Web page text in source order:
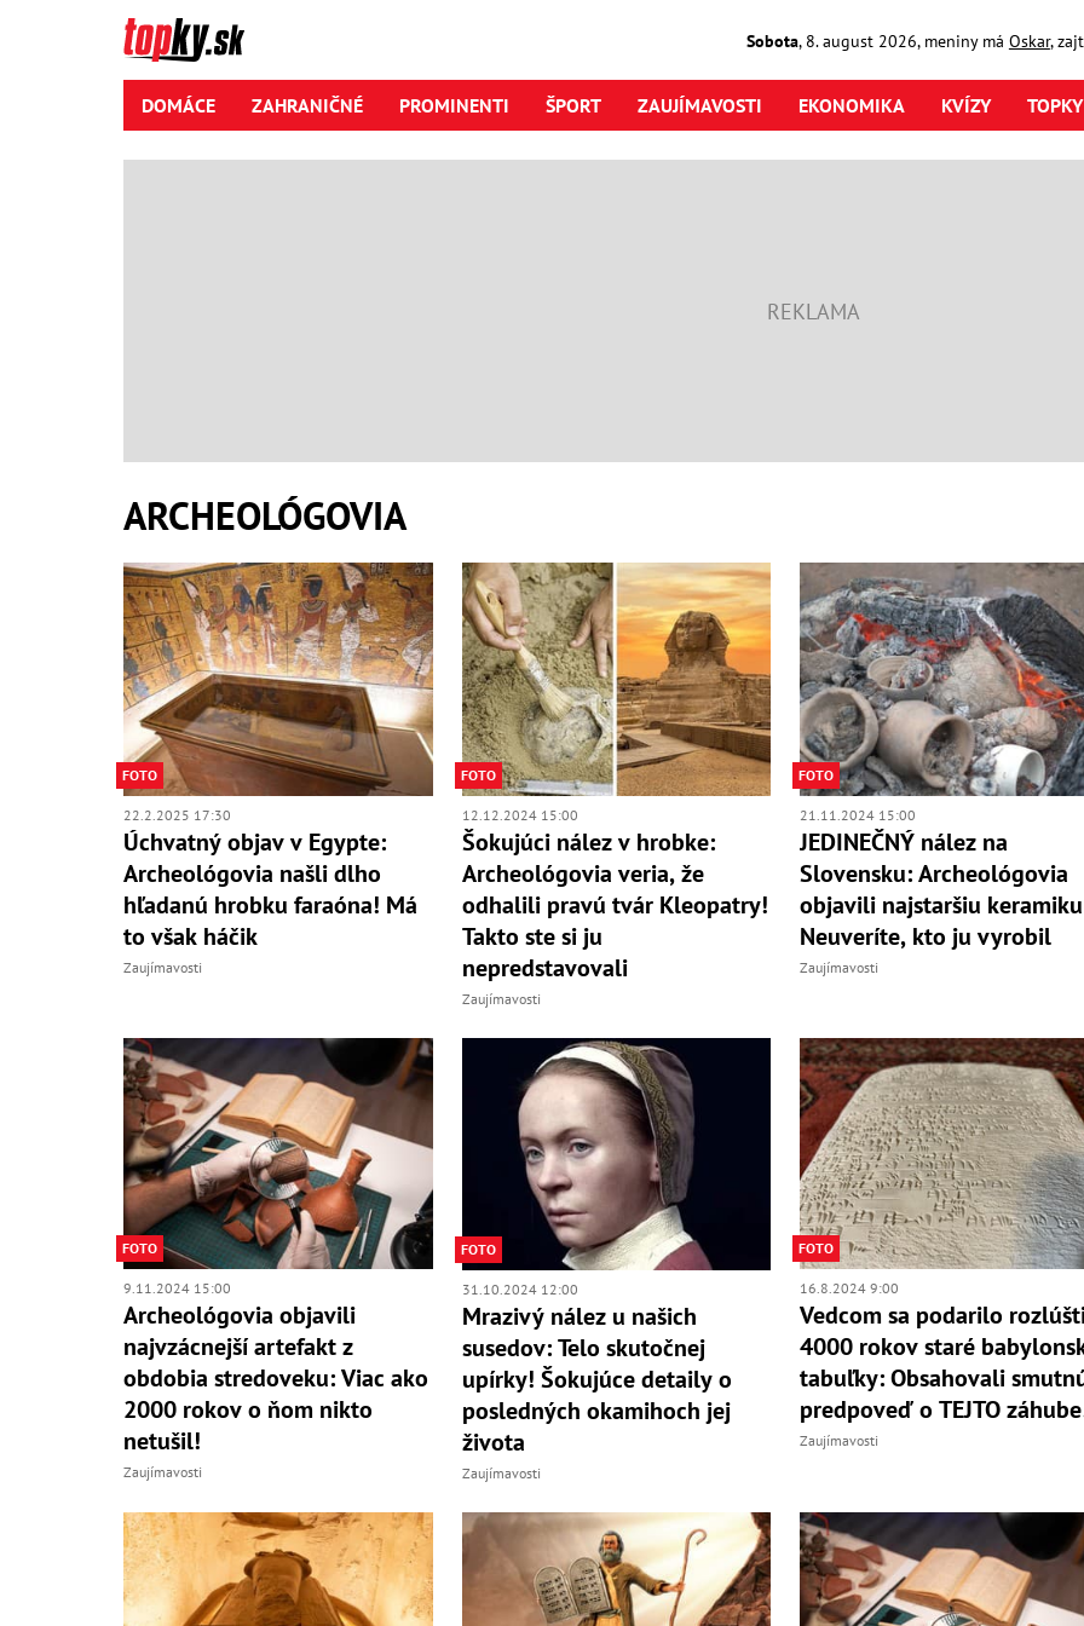
Sobota, 8. august2026, meniny má Oskar,
DOMÁCE ZAHRANIČNÉ PROMINENTI ŠPORT ZAUJÍMAVOSTI EKONOMIKA KVÍZY
ARCHEOLÓGOVIA
FOTO
22.2.2025 17:30
Úchvatný objav v Egypte:
Archeológovia našli dlho
hľadanú hrobku faraóna! Má
to však háčik
Zaujímavosti
FOTO
12.12.2024 15:00
Šokujúci nález v hrobke:
Archeológovia veria, že
odhalili pravú tvár Kleopatry!
Takto ste si ju
nepredstavovali
Zaujímavosti
FOTO
21.11.2024 15:00
JEDINEČNÝ nález na
Slovensku: Archeológovia
objavili najstaršiu
Neuveríte, kto ju vyrobil
Zaujímavosti
FOTO
9.11.2024 15:00
Archeológovia objavili
najvzácnejší artefakt z
obdobia stredoveku: Viac ako
2000 rokov o ňom nikto
netušil!
Zaujímavosti
FOTO
31.10.2024 12:00
Mrazivý nález u našich
susedov: Telo skutočnej
upírky! Šokujúce detaily o
posledných okamihoch jej
života
Zaujímavosti
FOTO
16.8.2024 9:00
Vedcom sa podarilo
4000 rokov staré
tabuľky: Obsahovali
predpoveď o TEJTO
Zaujímavosti